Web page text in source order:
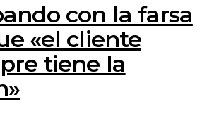
con la farsa
«el cliente
tiene la